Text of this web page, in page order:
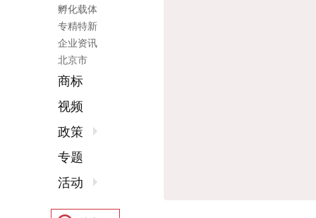
孵化载体
专精特新
企业资讯
北京市
商标
视频
政策
专题
活动